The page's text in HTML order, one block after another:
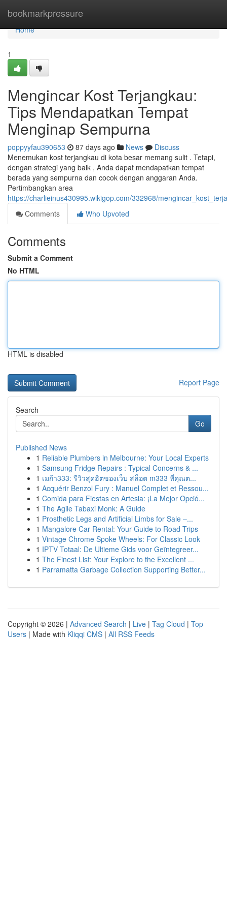
bookmarkpressure
Home
Home
1
Mengincar Kost Terjangkau:
Tips Mendapatkan Tempat
Menginap Sempurna
poppyyfau390653 87 days ago News
Discuss
Menemukan kost terjangkau di kota besar memang sulit . Tetapi,
dengan strategi yang baik , Anda dapat mendapatkan tempat
berada yang sempurna dan cocok dengan anggaran Anda.
Pertimbangkan area
https://charlieinus430995.wikigop.com/332968/
Comments
Who Upvoted
Comments
Submit a Comment
No HTML
HTML is disabled
Report Page
Search
Go
Published News
1 Reliable Plumbers in Melbourne: Your Local Experts
1 Samsung Fridge Repairs : Typical Concerns & ...
1 เมก้า333: รีวิวสุดฮิตของเว็บ สล็อต m333 ที่คุณต...
1 Acquérir Benzol Fury : Manuel Complet et Ressou...
1 Comida para Fiestas en Artesia: ¡La Mejor Opció...
1 The Agile Tabaxi Monk: A Guide
1 Prosthetic Legs and Artificial Limbs for Sale –...
1 Mangalore Car Rental: Your Guide to Road Trips
1 Vintage Chrome Spoke Wheels: For Classic Look
1 IPTV Totaal: De Ultieme Gids voor Geïntegreer...
1 The Finest List: Your Explore to the Excellent ...
1 Parramatta Garbage Collection Supporting Better...
Copyright © 2026 | Advanced Search | Live | Tag Cloud | Top
Users | Made with Kliqqi CMS | All RSS Feeds